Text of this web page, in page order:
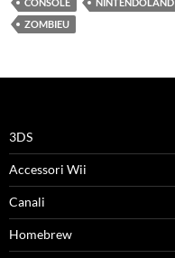
CONSOLE NINTENDOLAND
ZOMBIEU
3DS
Accessori Wii
Canali
Homebrew